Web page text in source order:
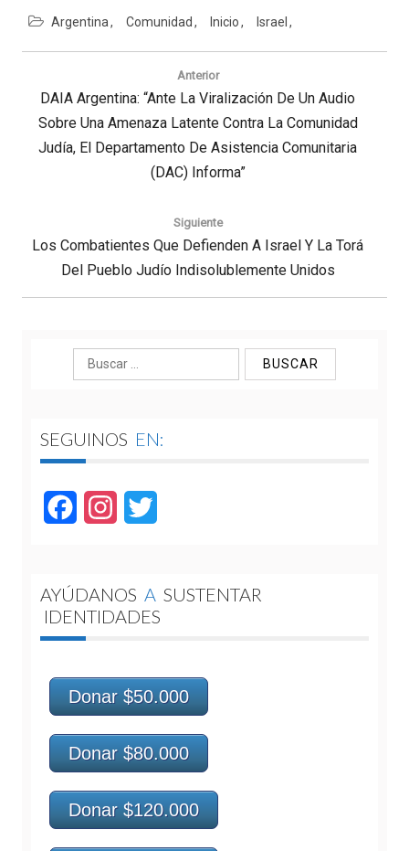
Argentina Comunidad Inicio Israel
Navegación
entradas
Anterior
Previous
Post:
DAIA Argentina: “Ante La Viralización De Un Audio
Sobre Una Amenaza Latente Contra La Comunidad
Judía, El Departamento De Asistencia Comunitaria
(DAC) Informa”
Siguiente
Next
Post:
Los Combatientes Que Defienden A Israel Y La Torá
Del Pueblo Judío Indisolublemente Unidos
Buscar:
SEGUINOS EN:
FacebookInstagram
AYÚDANOS A SUSTENTAR
IDENTIDADES
Donar $50.000
Donar $80.000
Donar $120.000